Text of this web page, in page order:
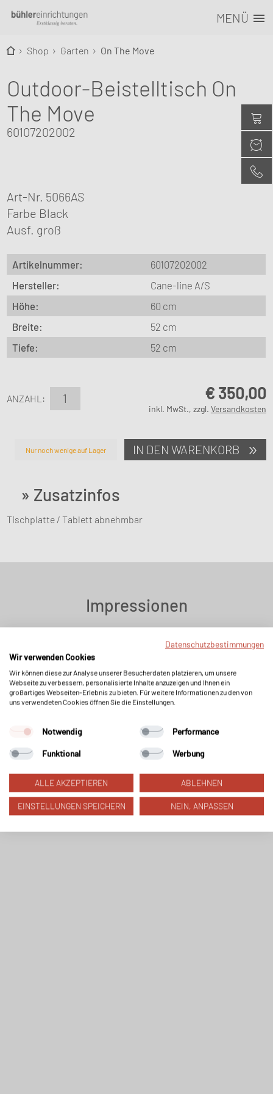
MENÜ
Shop Garten On The Move
Outdoor-Beistelltisch On
The Move
60107202002
Art-Nr. 5066AS
Farbe Black
Ausf. groß
Artikelnummer:
60107202002
Hersteller:
Cane-line A/S
Höhe:
60 cm
Breite:
52 cm
Tiefe:
52 cm
ANZAHL: € 350,00
inkl. MwSt., zzgl. Versandkosten
Nur noch wenige auf Lager IN DEN WARENKORB
» Zusatzinfos
Tischplatte / Tablett abnehmbar
Impressionen
Datenschutzbestimmungen
Wir verwenden Cookies
Wir können diese zur Analyse unserer Besucherdaten platzieren, um unsere
Webseite zu verbessern, personalisierte Inhalte anzuzeigen und Ihnen ein
großartiges Webseiten-Erlebnis zu bieten. Für weitere Informationen zu den von
uns verwendeten Cookies öffnen Sie die Einstellungen.
Notwendig Performance
Funktional Werbung
ALLE AKZEPTIEREN ABLEHNEN
EINSTELLUNGEN SPEICHERN NEIN, ANPASSEN